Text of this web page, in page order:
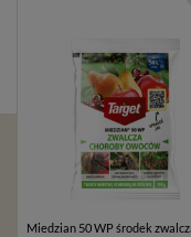
Miedzian 50 WP środek